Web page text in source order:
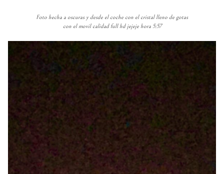
Foto hecha a oscuras y desde el coche con el cristal lleno de gotas
con el movil calidad full hd jejeje hora 5:57